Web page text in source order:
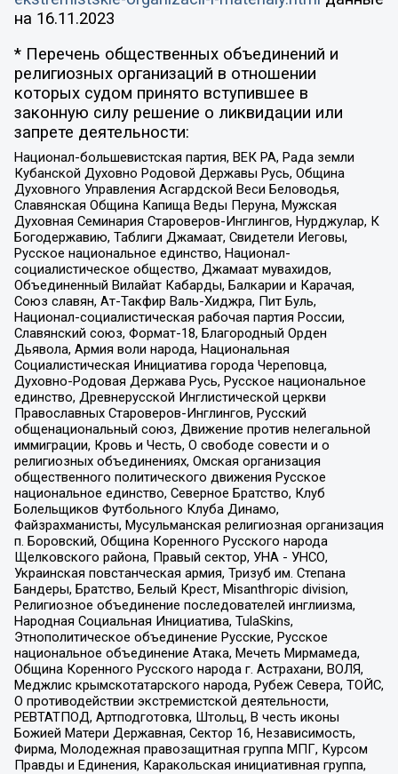
на 16.11.2023
* Перечень общественных объединений и
религиозных организаций в отношении
которых судом принято вступившее в
законную силу решение о ликвидации или
запрете деятельности:
Национал-большевистская партия, ВЕК РА, Рада земли
Кубанской Духовно Родовой Державы Русь, Община
Духовного Управления Асгардской Веси Беловодья,
Славянская Община Капища Веды Перуна, Мужская
Духовная Семинария Староверов-Инглингов, Нурджулар, К
Богодержавию, Таблиги Джамаат, Свидетели Иеговы,
Русское национальное единство, Национал-
социалистическое общество, Джамаат мувахидов,
Объединенный Вилайат Кабарды, Балкарии и Карачая,
Союз славян, Ат-Такфир Валь-Хиджра, Пит Буль,
Национал-социалистическая рабочая партия России,
Славянский союз, Формат-18, Благородный Орден
Дьявола, Армия воли народа, Национальная
Социалистическая Инициатива города Череповца,
Духовно-Родовая Держава Русь, Русское национальное
единство, Древнерусской Инглистической церкви
Православных Староверов-Инглингов, Русский
общенациональный союз, Движение против нелегальной
иммиграции, Кровь и Честь, О свободе совести и о
религиозных объединениях, Омская организация
общественного политического движения Русское
национальное единство, Северное Братство, Клуб
Болельщиков Футбольного Клуба Динамо,
Файзрахманисты, Мусульманская религиозная организация
п. Боровский, Община Коренного Русского народа
Щелковского района, Правый сектор, УНА - УНСО,
Украинская повстанческая армия, Тризуб им. Степана
Бандеры, Братство, Белый Крест, Misanthropic division,
Религиозное объединение последователей инглиизма,
Народная Социальная Инициатива, TulaSkins,
Этнополитическое объединение Русские, Русское
национальное объединение Атака, Мечеть Мирмамеда,
Община Коренного Русского народа г. Астрахани, ВОЛЯ,
Меджлис крымскотатарского народа, Рубеж Севера, ТОЙС,
О противодействии экстремистской деятельности,
РЕВТАТПОД, Артподготовка, Штольц, В честь иконы
Божией Матери Державная, Сектор 16, Независимость,
Фирма, Молодежная правозащитная группа МПГ, Курсом
Правды и Единения, Каракольская инициативная группа,